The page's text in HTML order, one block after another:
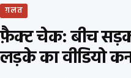
ग़लत
फ़ैक्ट चेक: बीच
लड़के का वीडियो